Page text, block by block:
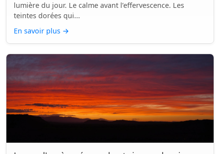
lumière du jour. Le calme avant l’effervescence. Les
teintes dorées qui...
En savoir plus →